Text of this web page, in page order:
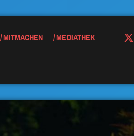
MITMACHEN MEDIATHEK